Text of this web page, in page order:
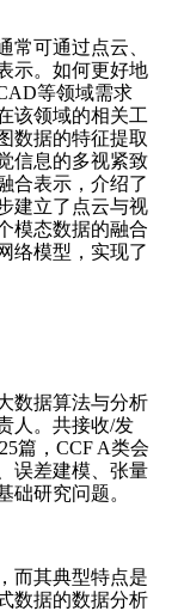
常可通过点云、
示。如何更好地
等领域需求
该领域的相关工
数据的特征提取
信息的多视紧致
合表示，介绍了
建立了点云与视
模态数据的融合
络模型，实现了
数据算法与分析
人。共接收/发
25篇， CCF A类会
误差建模、张量
础研究问题。
而其典型特点是
数据的数据分析